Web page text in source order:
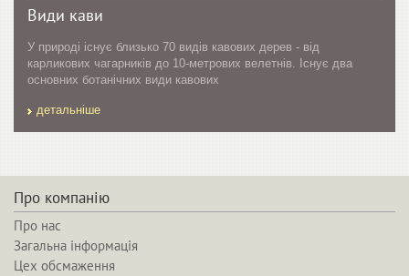
Види кави
У природі існує близько 70 видів кавових дерев - від
карликових чагарників до 10-метрових велетнів. Існує два
основних ботанічних види кавових
детальніше
Про компанію
Про нас
Загальна інформація
Цех обсмаження